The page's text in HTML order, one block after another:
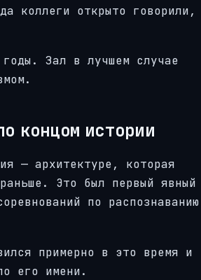
коллеги открыто говорили,
Зал в лучшем случае
концом истории
— архитектуре, которая
Это был первый явный
по распознаванию
примерно в это время и
его имени.